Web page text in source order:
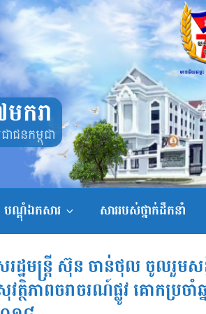
ករា
ជនកម្ពុជា
បណ្តុំឯកសារ សាររបស់ថ្នាក់ដឹកនាំ
រដ្ឋមន្ត្រី ស៊ុន ចាន់ថុល ចូលរួម
វត្ថិភាពចរាចរណ៍ផ្លូវ គោកប្រ